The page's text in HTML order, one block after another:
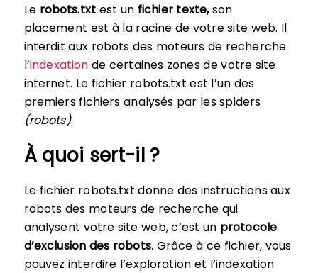
Le robots.txt est un fichier texte,son
placement est à la racine de votre site web. Il
interdit aux robots des moteurs de recherche
l’indexation de certaines zones de votre site
internet. Le fichier robots.txt est l’un des
premiers fichiers analysés par les spiders
(robots).
À quoi sert-il ?
Le fichier robots.txt donne des instructions aux
robots des moteurs de recherche qui
analysent votre site web, c’est un protocole
d’exclusion des robots. Grâce à ce fichier, vous
pouvez interdire l’exploration et l’indexation